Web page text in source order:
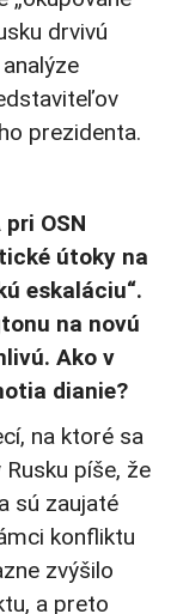
drvivú
prezidenta.
OSN
útoky na
eskaláciu“.
na novú
Ako v
dianie?
na ktoré sa
píše, že
sú zaujaté
konfliktu
zvýšilo
a preto